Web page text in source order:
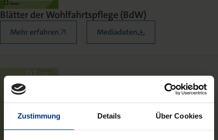
Zustimmung Details Über Cookies
Blätter der Wohlfahrtspflege (BdW)
Mehr erfahren Mediadaten